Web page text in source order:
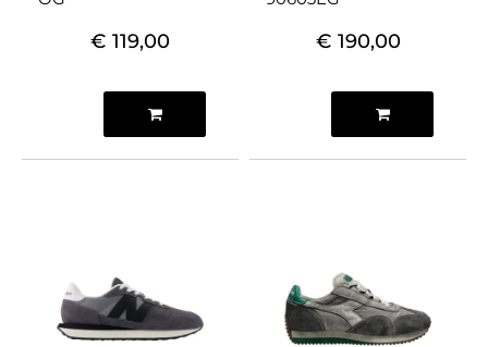
€ 119,00 € 190,00